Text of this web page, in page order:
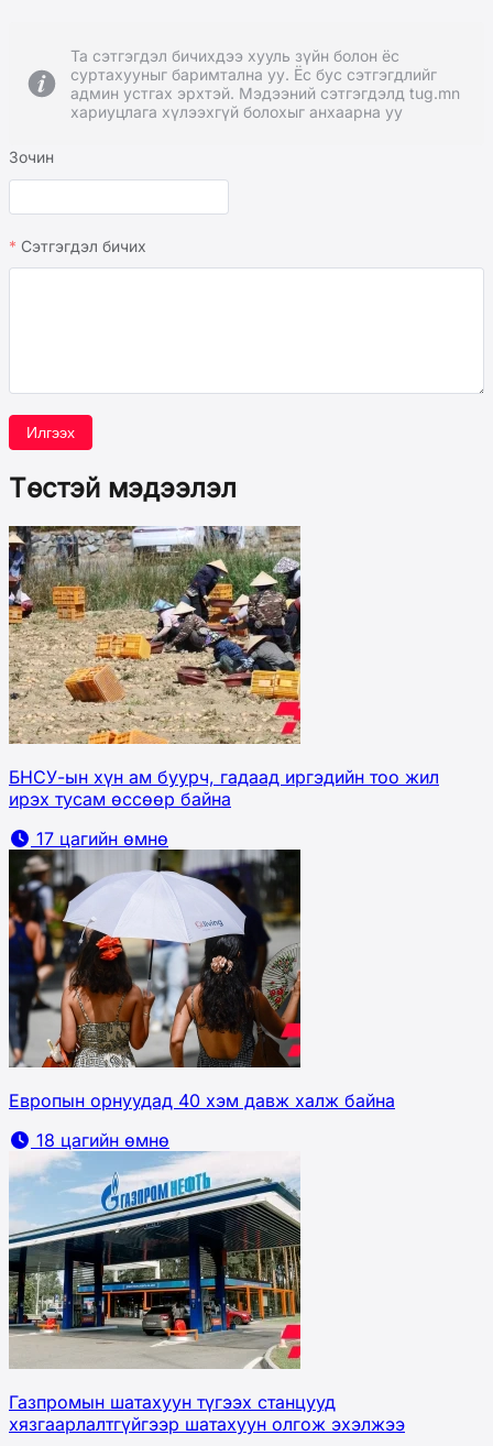
Та сэтгэгдэл бичихдээ хууль зүйн болон ёс
суртахууныг баримтална уу. Ёс бус сэтгэгдлийг
админ устгах эрхтэй. Мэдээний сэтгэгдэлд tug.mn
хариуцлага хүлээхгүй болохыг анхаарна уу
Зочин
Сэтгэгдэл бичих
Илгээх
Төстэй мэдээлэл
БНСУ-ын хүн ам буурч, гадаад иргэдийн тоо жил
ирэх тусам өссөөр байна
17 цагийн өмнө
Европын орнуудад 40 хэм давж халж байна
18 цагийн өмнө
Газпромын шатахуун түгээх станцууд
хязгаарлалтгүйгээр шатахуун олгож эхэлжээ